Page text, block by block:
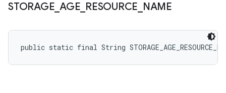
STORAGE AGE RESOURCE NAME
public static final String